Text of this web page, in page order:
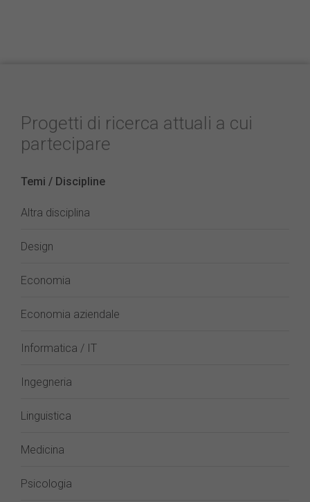
Progetti di ricerca attuali a cui
partecipare
Temi / Discipline
Altra disciplina
Design
Economia
Economia aziendale
Informatica / IT
Ingegneria
Linguistica
Medicina
Psicologia